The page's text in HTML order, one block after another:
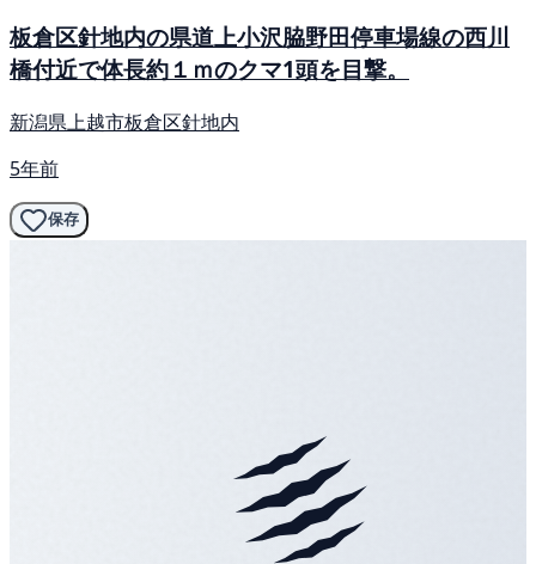
板倉区針地内の県道上小沢脇野田停車場線の西川
橋付近で体長約１ｍのクマ1頭を目撃。
新潟県上越市板倉区針地内
5年前
保存